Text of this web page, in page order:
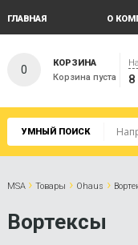
ГЛАВНАЯ О
0
КОРЗИНА
Корзина пуста
УМНЫЙ ПОИСК
MSA › Товары › Ohaus ›
Вортексы